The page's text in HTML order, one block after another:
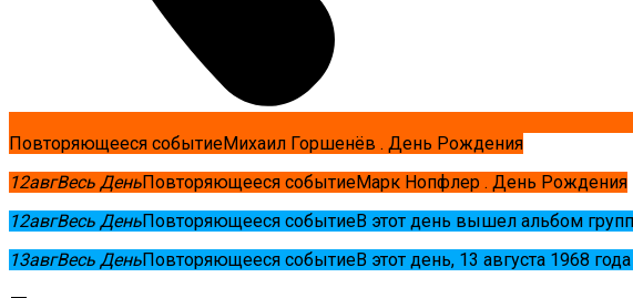
Повторяющееся событиеМихаил Горшенёв . День Рождения
12авгВесь ДеньПовторяющееся событиеМарк Нопфлер . День Рождения
12авгВесь ДеньПовторяющееся событиеВ этот день вышел альбом
13авгВесь ДеньПовторяющееся событиеВ этот день, 13 августа 1968